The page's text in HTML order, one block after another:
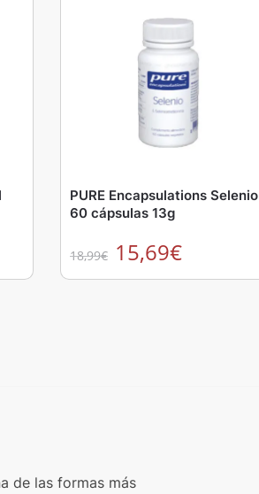
PURE Encapsulations Selenio
60 cápsulas 13g
18,99€ 15,69€
de las formas más